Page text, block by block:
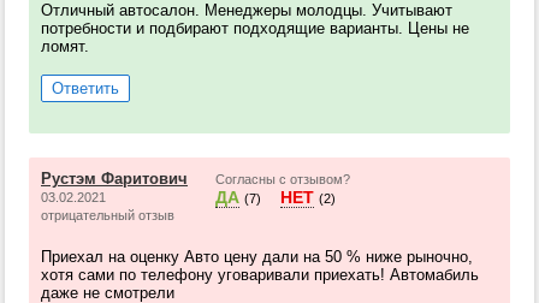
Отличный автосалон. Менеджеры молодцы. Учитывают
потребности и подбирают подходящие варианты. Цены не
ломят.
Ответить
Рустэм Фаритович
03.02.2021
отрицательный отзыв
Согласны с отзывом?
ДА (7) НЕТ (2)
Приехал на оценку Авто цену дали на 50 % ниже рыночно,
хотя сами по телефону уговаривали приехать! Автомабиль
даже не смотрели